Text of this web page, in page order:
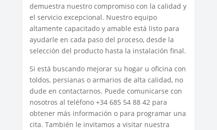
demuestra nuestro compromiso con la calidad y
el servicio excepcional. Nuestro equipo
altamente capacitado y amable está listo para
ayudarle en cada paso del proceso, desde la
selección del producto hasta la instalación final.
Si está buscando mejorar su hogar u oficina con
toldos, persianas o armarios de alta calidad, no
dude en contactarnos. Puede comunicarse con
nosotros al teléfono +34 685 54 88 42 para
obtener más información o para programar una
cita. También le invitamos a visitar nuestra